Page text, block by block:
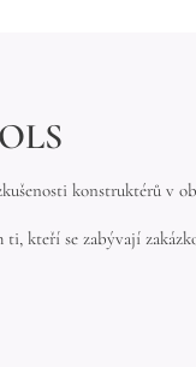
konstruktérů v
kteří se zabývají